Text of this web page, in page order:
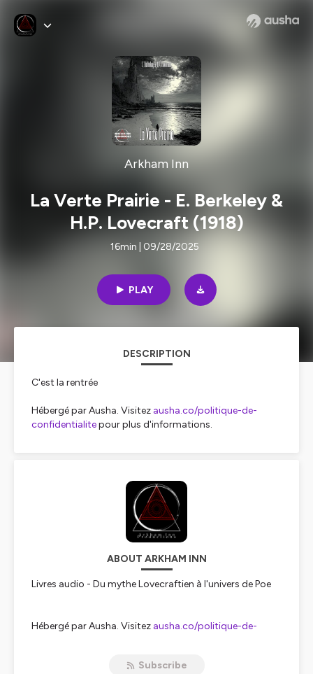
Arkham Inn
La Verte Prairie - E. Berkeley &
H.P. Lovecraft (1918)
16min | 09/28/2025
PLAY
DESCRIPTION
C'est la rentrée
Hébergé par Ausha. Visitez ausha.co/politique-de-
confidentialitepour plus d'informations.
ABOUT ARKHAM INN
Livres audio - Du mythe Lovecraftien à l'univers de Poe
Hébergé par Ausha. Visitez ausha.co/politique-de-
Subscribe